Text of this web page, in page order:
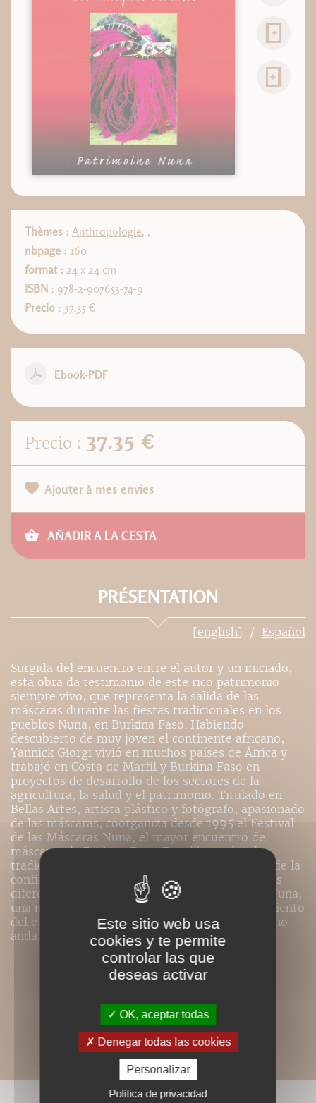
Thèmes : Anthropologie, ,
nbpage : 160
format : 24 x 24 cm
ISBN : 978-2-907653-74-9
Precio : 37.35 €
Ebook-PDF
Precio : 37.35 €
Ajouter à mes envies
AÑADIR A LA CESTA
PRÉSENTATION
[english] Español
Surgida del encuentro entre el autor y un iniciado,
esta obra da testimonio de este rico patrimonio
siempre vivo, que representa la salida de las
máscaras durante las fiestas tradicionales en los
pueblos Nuna, en Burkina Faso. Habiendo
descubierto de muy joven el continente africano,
Yannick Giorgi vivió en muchos países de África y
trabajó en Costa de Marfil y Burkina Faso en
proyectos de desarrollo de los sectores de la
agricultura, la salud y el patrimonio. Titulado en
Bellas Artes, artista plástico y fotógrafo, apasionado
de las máscaras, coorganiza desde 1995 el Festival
de las Máscaras Nuna, el mayor encuentro de
máscaras de Burkina Faso. Este libro sobre las
tradiciones vivas es resultado de esta pasión y de la
confianza concedida al autor para fotografiar las
diferentes salidas de máscaras en los pueblos Nuna;
una manera excelente de ilustrar aquel pensamiento
del etnólogo Marcel Griaule: Una máscara que no
anda, no es una máscara.
Este sitio web usa
cookies y te permite
controlar las que
deseas activar
OK, aceptar todas
Denegar todas las cookies
Personalizar
Política de privacidad